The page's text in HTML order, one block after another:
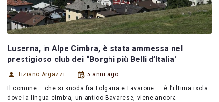
Luserna, in Alpe Cimbra, è stata ammessa nel
prestigioso club dei “Borghi più Belli d’Italia"
Tiziano Argazzi 5 anni ago
Il comune – che si snoda fra Folgaria e Lavarone – è l’ultima isola
dove la lingua cimbra, un antico Bavarese, viene ancora